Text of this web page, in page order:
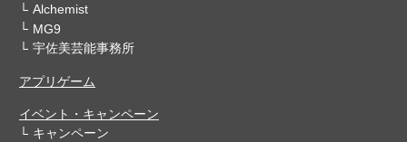
Alchemist
MG9
宇佐美芸能事務所
アプリゲーム
イベント・キャンペーン
キャンペーン